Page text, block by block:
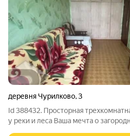
деревня Чурилково,3
Id 388432. Просторная
у реки и леса Ваша мечта о загородной жизни в 30 минутах от